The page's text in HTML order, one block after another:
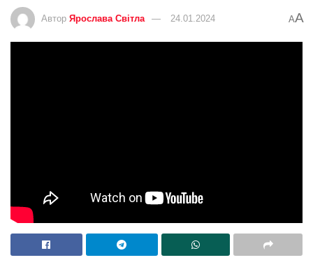
Автор Ярослава Світла 24.01.2024 AA